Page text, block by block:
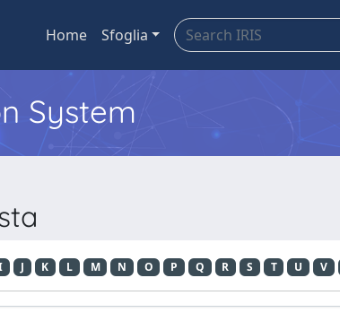
Home Sfoglia
System
J K L M N O P Q R S T U V